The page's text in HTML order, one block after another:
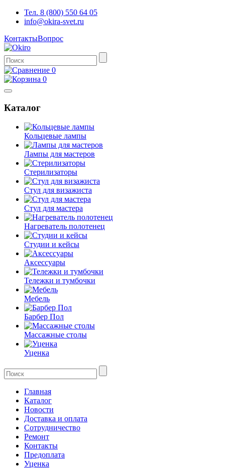
Тел. 8 (800) 550 64 05
info@okira-svet.ru
КонтактыВопрос
0
0
Каталог
Кольцевые лампы
Лампы для мастеров
Стерилизаторы
Стул для визажиста
Стул для мастера
Нагреватель полотенец
Студии и кейсы
Аксессуары
Тележки и тумбочки
Мебель
Барбер Пол
Массажные столы
Уценка
Главная
Каталог
Новости
Доставка и оплата
Сотрудничество
Ремонт
Контакты
Предоплата
Уценка